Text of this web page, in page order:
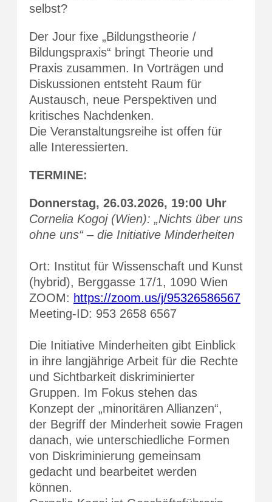
selbst?
Der Jour fixe „Bildungstheorie /
Bildungspraxis“ bringt Theorie und
Praxis zusammen. In Vorträgen und
Diskussionen entsteht Raum für
Austausch, neue Perspektiven und
kritisches Nachdenken.
Die Veranstaltungsreihe ist offen für
alle Interessierten.
TERMINE:
Donnerstag, 26.03.2026, 19:00 Uhr
Cornelia Kogoj (Wien): „Nichts über uns
ohne uns“ – die Initiative Minderheiten
Ort: Institut für Wissenschaft und Kunst
(hybrid), Berggasse 17/1, 1090 Wien
ZOOM: https://zoom.us/j/95326586567
Meeting-ID: 953 2658 6567
Die Initiative Minderheiten gibt Einblick
in ihre langjährige Arbeit für die Rechte
und Sichtbarkeit diskriminierter
Gruppen. Im Fokus stehen das
Konzept der „minoritären Allianzen“,
der Begriff der Minderheit sowie Fragen
danach, wie unterschiedliche Formen
von Diskriminierung gemeinsam
gedacht und bearbeitet werden
können.